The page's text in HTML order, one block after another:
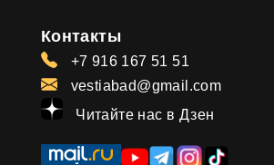
Контакты
+7 916 167 51 51
vestiabad@gmail.com
Читайте нас в Дзен